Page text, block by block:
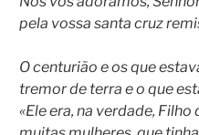
pela vossa santa cruz
O centurião e os que
tremor de terra e o que
«Ele era, na verdade,